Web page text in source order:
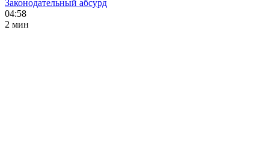
Законодательный абсурд
04:58
2 мин